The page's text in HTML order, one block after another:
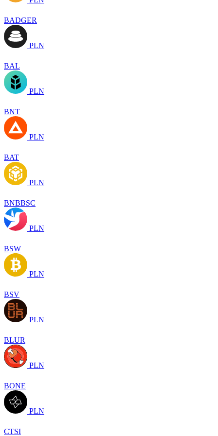
BADGER
PLN
BAL
PLN
BNT
PLN
BAT
PLN
BNBBSC
PLN
BSW
PLN
BSV
PLN
BLUR
PLN
BONE
PLN
CTSI